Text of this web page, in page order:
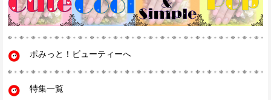
ポみっと！ビューティーへ
特集一覧